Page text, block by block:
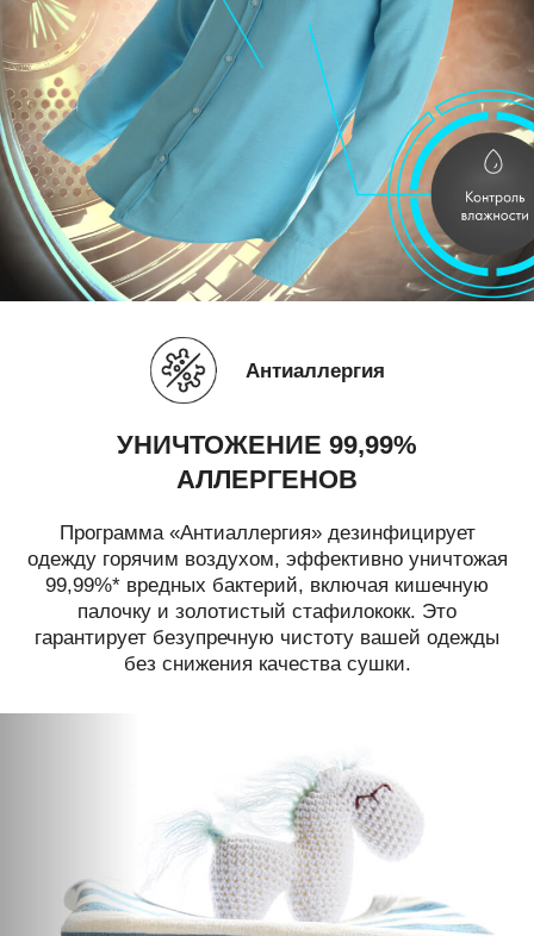
Антиаллергия
УНИЧТОЖЕНИЕ 99,99%
АЛЛЕРГЕНОВ
Программа «Антиаллергия» дезинфицирует
одежду горячим воздухом, эффективно уничтожая
99,99%* вредных бактерий, включая кишечную
палочку и золотистый стафилококк. Это
гарантирует безупречную чистоту вашей одежды
без снижения качества сушки.